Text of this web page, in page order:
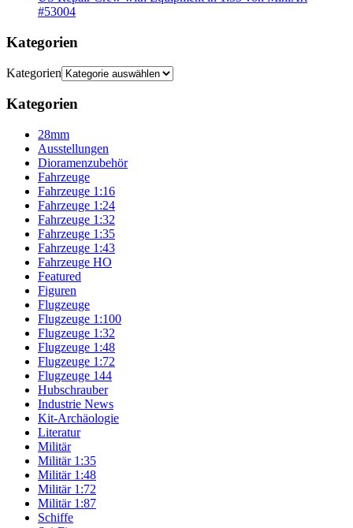
#53004
Kategorien
Kategorien
Kategorien
28mm
Ausstellungen
Dioramenzubehör
Fahrzeuge
Fahrzeuge 1:16
Fahrzeuge 1:24
Fahrzeuge 1:32
Fahrzeuge 1:35
Fahrzeuge 1:43
Fahrzeuge HO
Featured
Figuren
Flugzeuge
Flugzeuge 1:100
Flugzeuge 1:32
Flugzeuge 1:48
Flugzeuge 1:72
Flugzeuge 144
Hubschrauber
Industrie News
Kit-Archäologie
Literatur
Militär
Militär 1:35
Militär 1:48
Militär 1:72
Militär 1:87
Schiffe